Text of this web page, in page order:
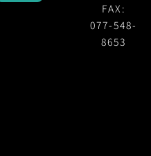
FAX:
077-548-
8653